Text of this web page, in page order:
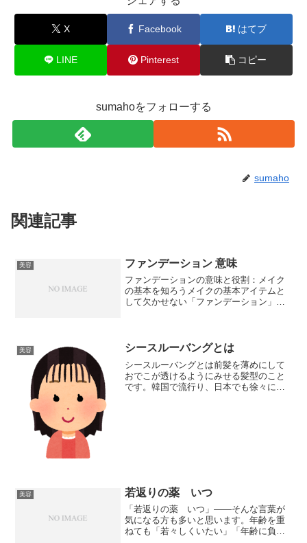
X Facebook はてブ
LINE Pinterest コピー
sumahoをフォローする
sumaho
関連記事
美容 ファンデーション 意味
ファンデーションの意味と役割：メイク
の基本を知ろうメイクの基本アイテムと
して欠かせない「ファンデーション」。
語で「基礎」や...
美容 シースルーバングとは
シースルーバングとは前髪を薄めにして
おでこが透けるようにみせる髪型のこと
です。韓国で流行り、日本でも徐々に人
美容 若返りの薬 いつ
「若返りの薬 いつ」――そんな言葉が
気になる方も多いと思います。年齢を重
ねても「若々しくいたい」「年齢に負け